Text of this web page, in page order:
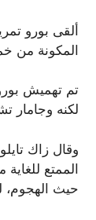
ألقى بورو
المكونة من خمس مباريات
تم تهميش
لكنه وجامار
وقال زاك
الممتع
حيث الهجوم،